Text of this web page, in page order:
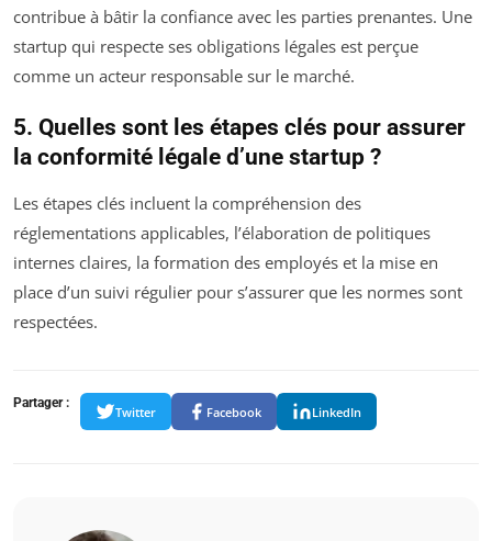
contribue à bâtir la confiance avec les parties prenantes. Une
startup qui respecte ses obligations légales est perçue
comme un acteur responsable sur le marché.
5. Quelles sont les étapes clés pour assurer
la conformité légale d’une startup ?
Les étapes clés incluent la compréhension des
réglementations applicables, l’élaboration de politiques
internes claires, la formation des employés et la mise en
place d’un suivi régulier pour s’assurer que les normes sont
respectées.
Partager :
Twitter Facebook LinkedIn